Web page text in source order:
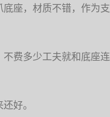
座，材质不错，作为
费多少工夫就和底座
好。